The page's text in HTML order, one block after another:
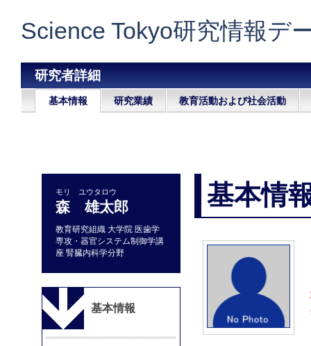
Science Tokyo研究情報デ
研究者詳細
基本情報 研究業績 教育活動および社会活動
モリ ユウタロウ
森 雄太郎
教育研究組織 大学院 医歯学
専攻・器官システム制御学講
座 腎臓内科学分野
基本情報
基本情